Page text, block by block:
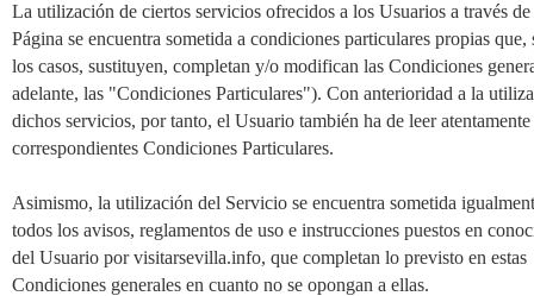
La utilización de ciertos servicios ofrecidos a los Usuarios a través de
Página se encuentra sometida a condiciones particulares propias que,
los casos, sustituyen, completan y/o modifican las Condiciones
adelante, las "Condiciones Particulares"). Con anterioridad a la
dichos servicios, por tanto, el Usuario también ha de leer atentamente
correspondientes Condiciones Particulares.
Asimismo, la utilización del Servicio se encuentra sometida
todos los avisos, reglamentos de uso e instrucciones puestos en
del Usuario por visitarsevilla.info, que completan lo previsto en estas
Condiciones generales en cuanto no se opongan a ellas.